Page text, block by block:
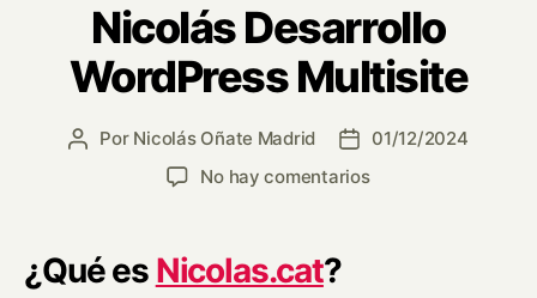
Nicolás Desarrollo
WordPress Multisite
Por Nicolás Oñate Madrid
01/12/2024
No hay comentarios
¿Qué es Nicolas.cat?